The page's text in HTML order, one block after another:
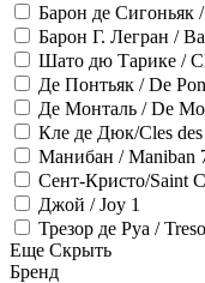
Барон де Сигоньяк
Барон Г. Легран /
Шато дю Тарике /
Де Понтьяк / De
Де Монталь / De
Кле де Дюк/Cles
Манибан / Maniban
Сент-Кристо/Saint
Джой / Joy 1
Трезор де Руа /
Еще Скрыть
Бренд